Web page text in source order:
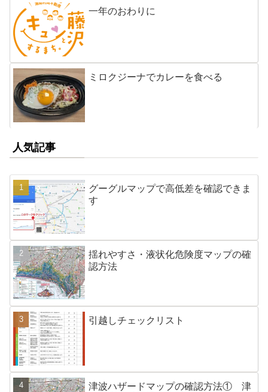
一年のおわりに
ミロクジーナでカレーを食べる
人気記事
グーグルマップで高低差を確認できま
す
揺れやすさ・液状化危険度マップの確
認方法
引越しチェックリスト
津波ハザードマップの確認方法① 津